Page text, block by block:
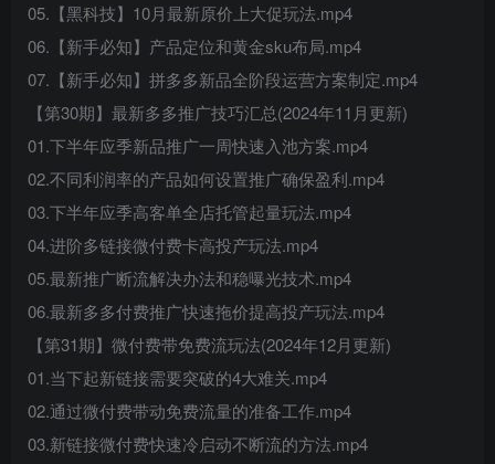
05.【黑科技】10月最新原价上大促玩法.mp4
06.【新手必知】产品定位和黄金sku布局.mp4
07.【新手必知】拼多多新品全阶段运营方案制定.mp4
【第30期】最新多多推广技巧汇总(2024年11月更新)
01.下半年应季新品推广一周快速入池方案.mp4
02.不同利润率的产品如何设置推广确保盈利.mp4
03.下半年应季高客单全店托管起量玩法.mp4
04.进阶多链接微付费卡高投产玩法.mp4
05.最新推广断流解决办法和稳曝光技术.mp4
06.最新多多付费推广快速拖价提高投产玩法.mp4
【第31期】微付费带免费流玩法(2024年12月更新)
01.当下起新链接需要突破的4大难关.mp4
02.通过微付费带动免费流量的准备工作.mp4
03.新链接微付费快速冷启动不断流的方法.mp4